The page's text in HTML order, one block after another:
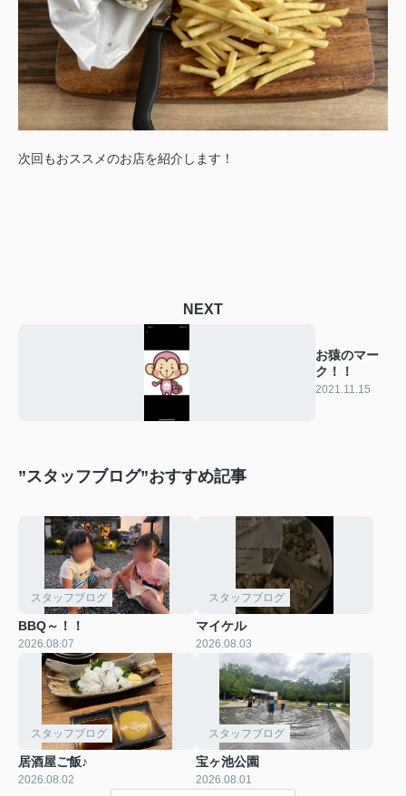
次回もおススメのお店を紹介します！
NEXT
お猿のマー
ク！！
2021.11.15
”スタッフブログ”おすすめ記事
スタッフブログ
BBQ～！！
2026.08.07
スタッフブログ
マイケル
2026.08.03
スタッフブログ
居酒屋ご飯♪
2026.08.02
スタッフブログ
宝ヶ池公園
2026.08.01